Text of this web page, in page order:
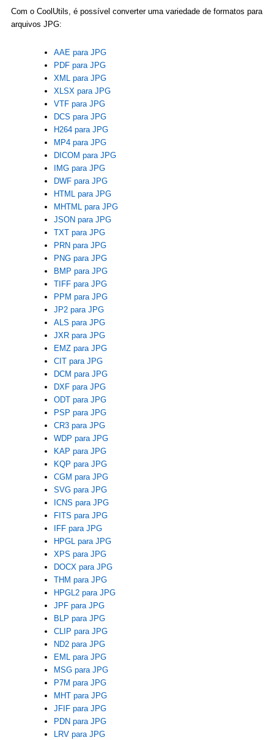
Com o CoolUtils, é possível converter uma variedade de formatos para
arquivos JPG:
AAE para JPG
PDF para JPG
XML para JPG
XLSX para JPG
VTF para JPG
DCS para JPG
H264 para JPG
MP4 para JPG
DICOM para JPG
IMG para JPG
DWF para JPG
HTML para JPG
MHTML para JPG
JSON para JPG
TXT para JPG
PRN para JPG
PNG para JPG
BMP para JPG
TIFF para JPG
PPM para JPG
JP2 para JPG
ALS para JPG
JXR para JPG
EMZ para JPG
CIT para JPG
DCM para JPG
DXF para JPG
ODT para JPG
PSP para JPG
CR3 para JPG
WDP para JPG
KAP para JPG
KQP para JPG
CGM para JPG
SVG para JPG
ICNS para JPG
FITS para JPG
IFF para JPG
HPGL para JPG
XPS para JPG
DOCX para JPG
THM para JPG
HPGL2 para JPG
JPF para JPG
BLP para JPG
CLIP para JPG
ND2 para JPG
EML para JPG
MSG para JPG
P7M para JPG
MHT para JPG
JFIF para JPG
PDN para JPG
LRV para JPG